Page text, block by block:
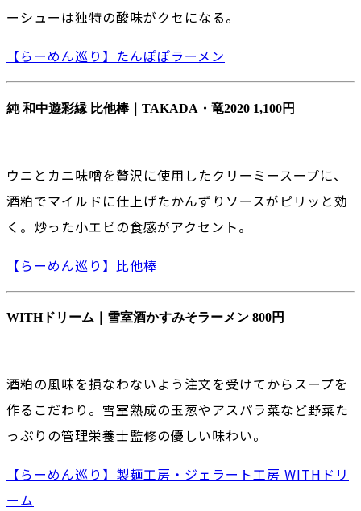
ーシューは独特の酸味がクセになる。
【らーめん巡り】たんぽぽラーメン
純 和中遊彩縁 比他棒｜TAKADA・竜2020 1,100円
ウニとカニ味噌を贅沢に使用したクリーミースープに、
酒粕でマイルドに仕上げたかんずりソースがピリッと効
く。炒った小エビの食感がアクセント。
【らーめん巡り】比他棒
WITHドリーム｜雪室酒かすみそラーメン 800円
酒粕の風味を損なわないよう注文を受けてからスープを
作るこだわり。雪室熟成の玉葱やアスパラ菜など野菜た
っぷりの管理栄養士監修の優しい味わい。
【らーめん巡り】製麺工房・ジェラート工房 WITHドリ
ーム